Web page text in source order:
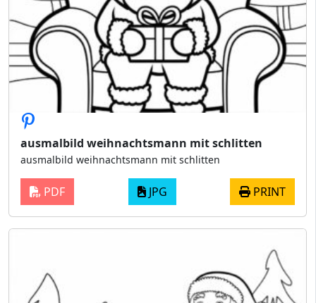
ausmalbild weihnachtsmann mit schlitten
ausmalbild weihnachtsmann mit schlitten
PDF JPG PRINT